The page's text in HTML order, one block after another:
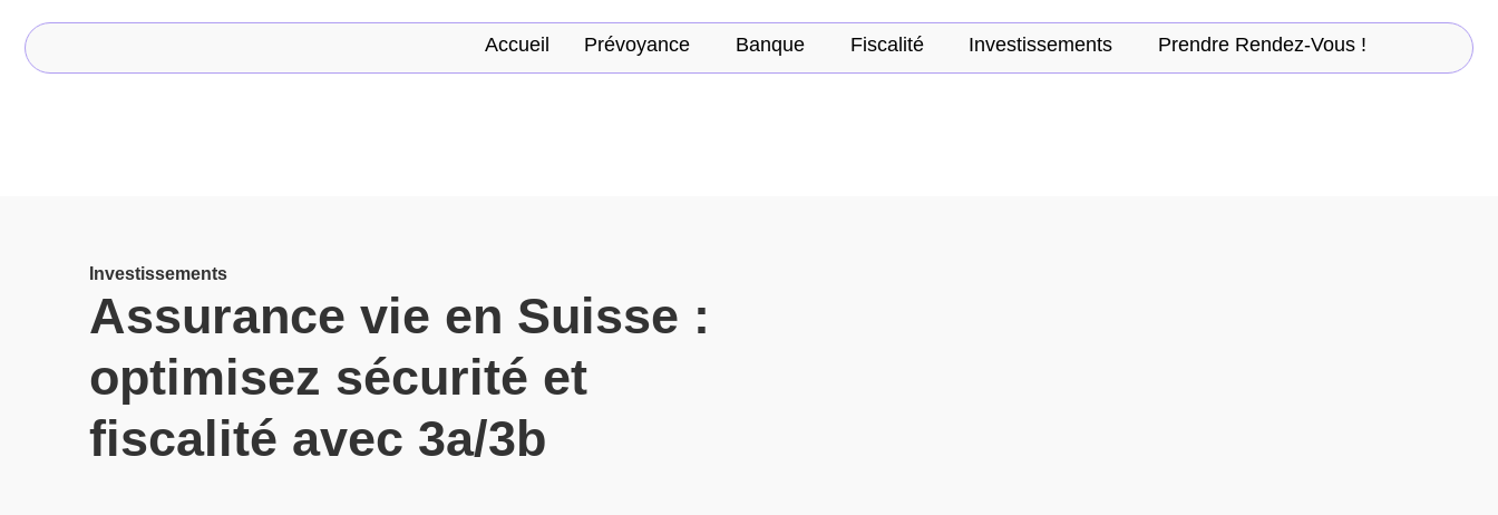
Accueil Prévoyance Banque Fiscalité Investissements Prendre Rendez-Vous !
Investissements
Assurance vie en Suisse :
optimisez sécurité et
fiscalité avec 3a/3b